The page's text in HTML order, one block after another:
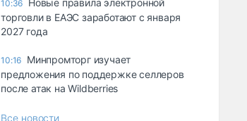
10:36 Новые правила электронной
торговли в ЕАЭС заработают с января
2027 года
10:16 Минпромторг изучает
предложения по поддержке селлеров
после атак на Wildberries
Все новости